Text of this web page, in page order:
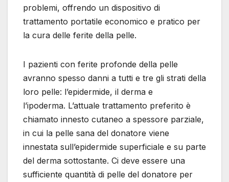
problemi, offrendo un dispositivo di
trattamento portatile economico e pratico per
la cura delle ferite della pelle.
I pazienti con ferite profonde della pelle
avranno spesso danni a tutti e tre gli strati della
loro pelle: l’epidermide, il derma e
l’ipoderma. L’attuale trattamento preferito è
chiamato innesto cutaneo a spessore parziale,
in cui la pelle sana del donatore viene
innestata sull’epidermide superficiale e su parte
del derma sottostante. Ci deve essere una
sufficiente quantità di pelle del donatore per